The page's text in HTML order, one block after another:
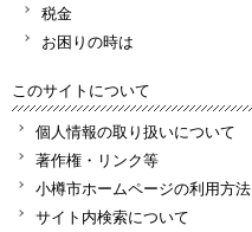
税金
お困りの時は
このサイトについて
個人情報の取り扱いについて
著作権・リンク等
小樽市ホームページの利用方法
サイト内検索について